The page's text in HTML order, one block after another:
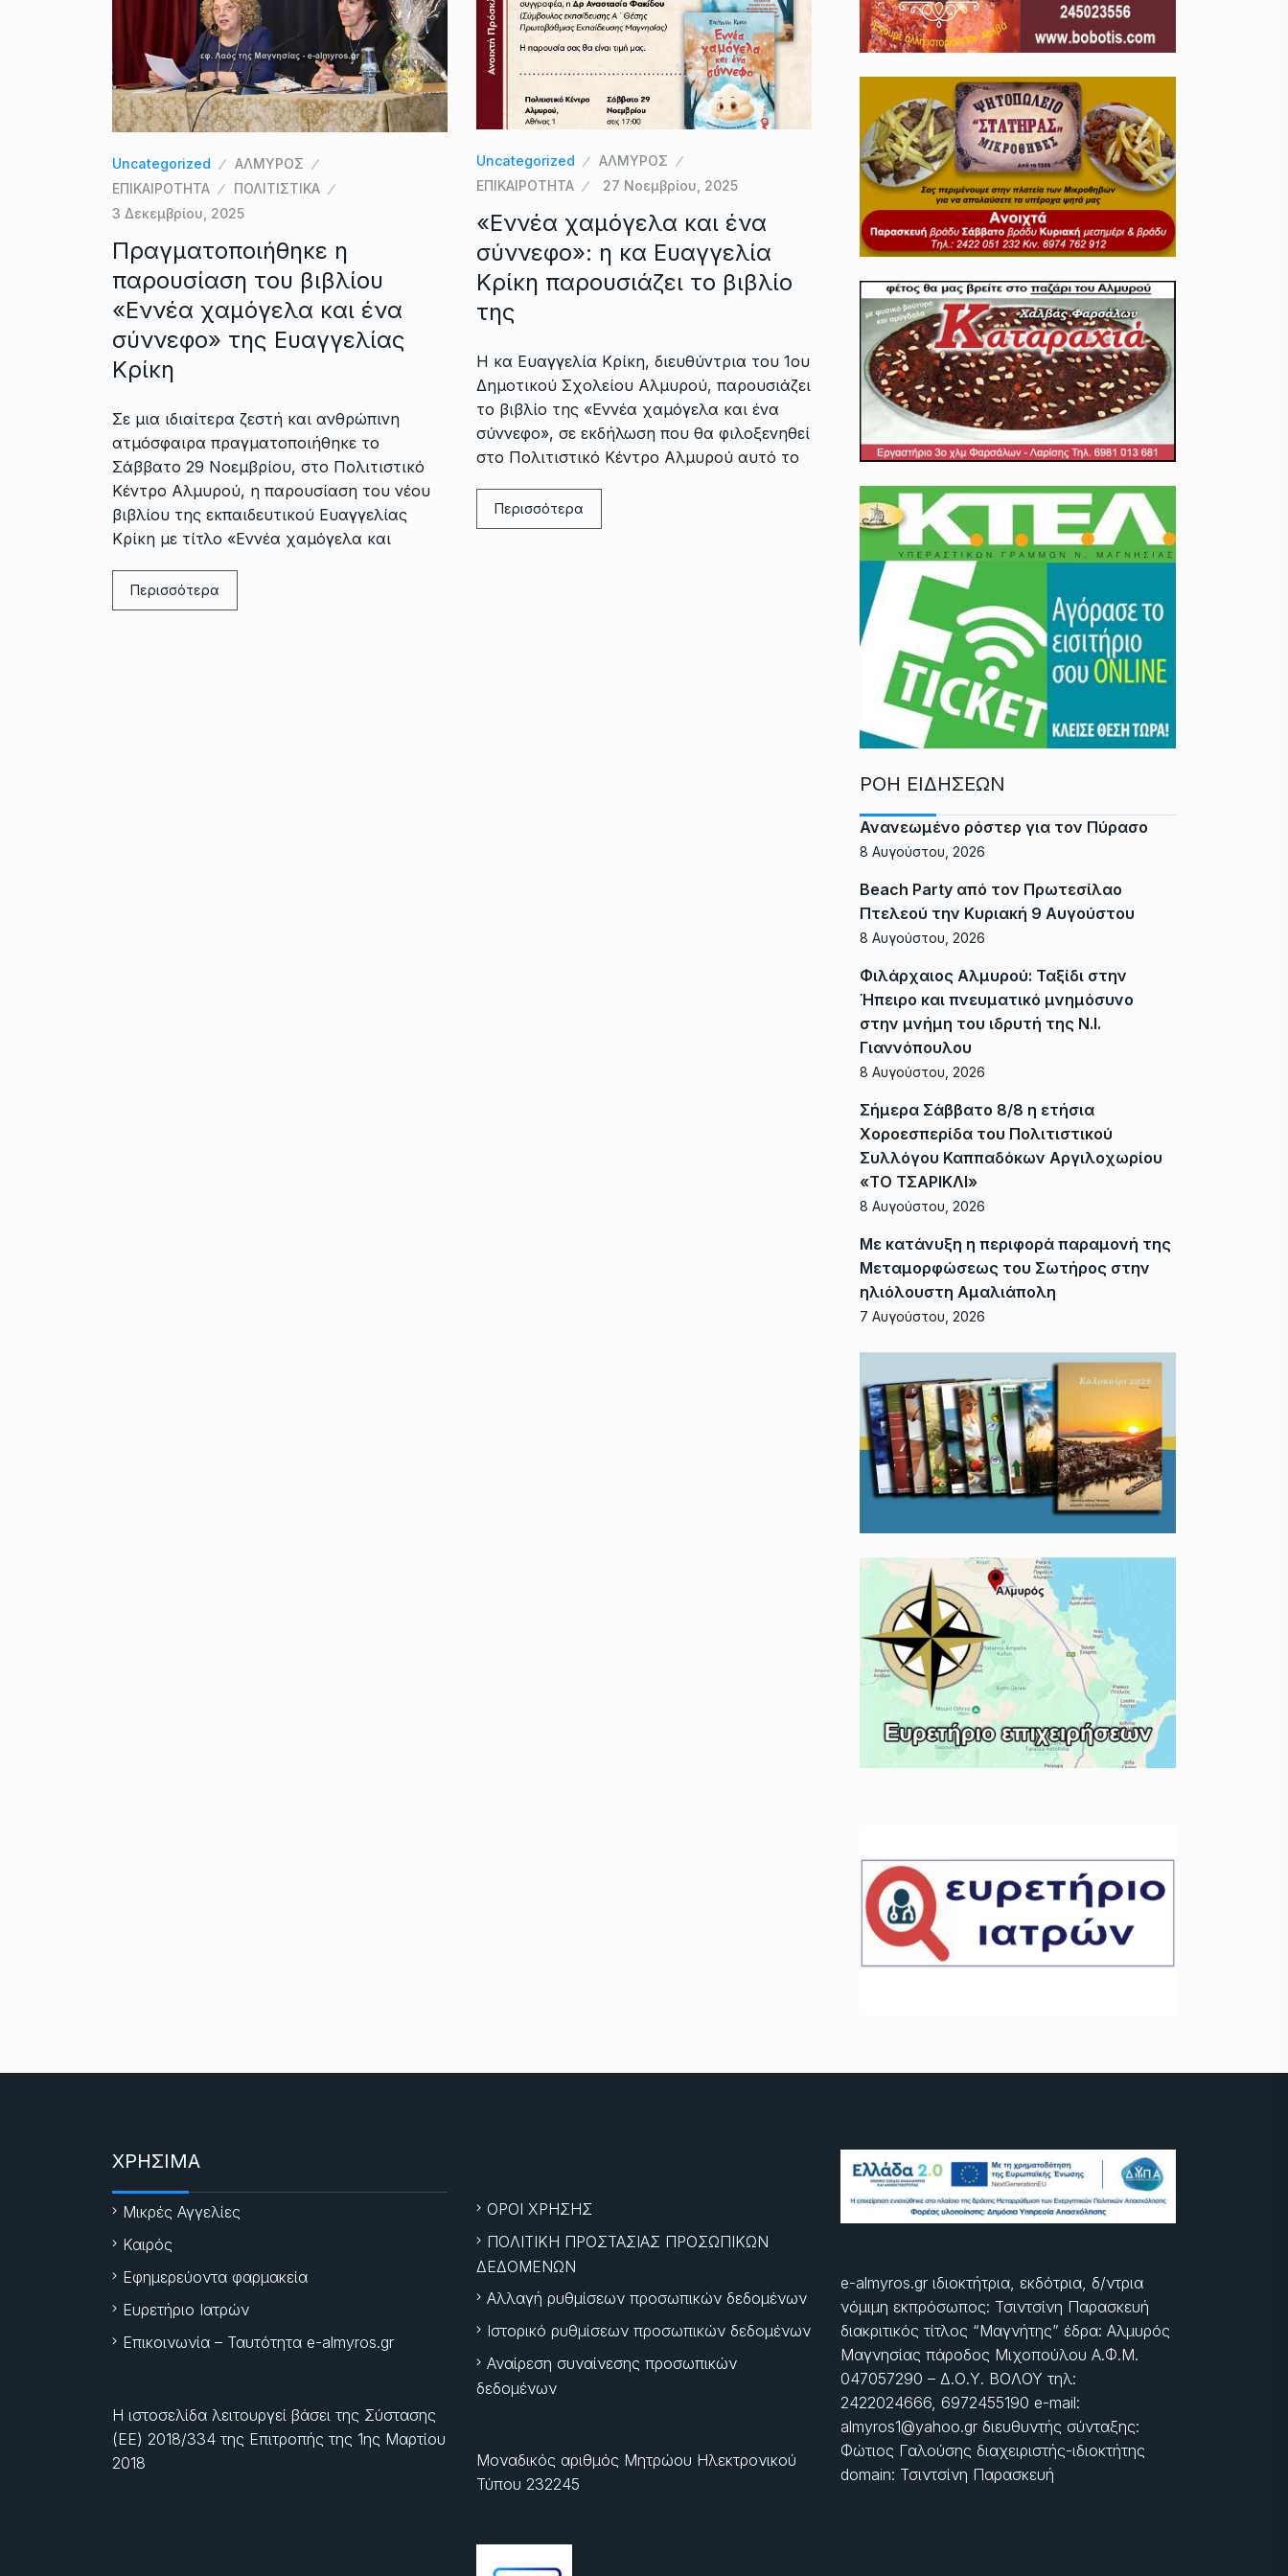
Uncategorized
ΑΛΜΥΡΟΣ
ΕΠΙΚΑΙΡΟΤΗΤΑ
ΠΟΛΙΤΙΣΤΙΚΑ
3 Δεκεμβρίου, 2025
Πραγματοποιήθηκε η
παρουσίαση του βιβλίου
«Εννέα χαμόγελα και ένα
σύννεφο» της Ευαγγελίας
Κρίκη
Σε μια ιδιαίτερα ζεστή και ανθρώπινη
ατμόσφαιρα πραγματοποιήθηκε το
Σάββατο 29 Νοεμβρίου, στο Πολιτιστικό
Κέντρο Αλμυρού, η παρουσίαση του νέου
βιβλίου της εκπαιδευτικού Ευαγγελίας
Κρίκη με τίτλο «Εννέα χαμόγελα και
Περισσότερα
Uncategorized
ΑΛΜΥΡΟΣ
ΕΠΙΚΑΙΡΟΤΗΤΑ
27 Νοεμβρίου, 2025
«Εννέα χαμόγελα και ένα
σύννεφο»: η κα Ευαγγελία
Κρίκη παρουσιάζει το βιβλίο
της
Η κα Ευαγγελία Κρίκη, διευθύντρια του 1ου
Δημοτικού Σχολείου Αλμυρού, παρουσιάζει
το βιβλίο της «Εννέα χαμόγελα και ένα
σύννεφο», σε εκδήλωση που θα φιλοξενηθεί
στο Πολιτιστικό Κέντρο Αλμυρού αυτό το
Περισσότερα
ΡΟΗ ΕΙΔΗΣΕΩΝ
Ανανεωμένο ρόστερ για τον Πύρασο
8 Αυγούστου, 2026
Beach Party από τον Πρωτεσίλαο
Πτελεού την Κυριακή 9 Αυγούστου
8 Αυγούστου, 2026
Φιλάρχαιος Αλμυρού: Ταξίδι στην
Ήπειρο και πνευματικό μνημόσυνο
στην μνήμη του ιδρυτή της Ν.Ι.
Γιαννόπουλου
8 Αυγούστου, 2026
Σήμερα Σάββατο 8/8 η ετήσια
Χοροεσπερίδα του Πολιτιστικού
Συλλόγου Καππαδόκων Αργιλοχωρίου
«ΤΟ ΤΣΑΡΙΚΛΙ»
8 Αυγούστου, 2026
Με κατάνυξη η περιφορά παραμονή της
Μεταμορφώσεως του Σωτήρος στην
ηλιόλουστη Αμαλιάπολη
7 Αυγούστου, 2026
ΧΡΗΣΙΜΑ
Μικρές Αγγελίες
Καιρός
Εφημερεύοντα φαρμακεία
Ευρετήριο Ιατρών
Επικοινωνία – Ταυτότητα e-almyros.gr
Η ιστοσελίδα λειτουργεί βάσει της Σύστασης
(ΕΕ) 2018/334 της Επιτροπής της 1ης Μαρτίου
2018
ΟΡΟΙ ΧΡΗΣΗΣ
ΠΟΛΙΤΙΚΗ ΠΡΟΣΤΑΣΙΑΣ ΠΡΟΣΩΠΙΚΩΝ
ΔΕΔΟΜΕΝΩΝ
Αλλαγή ρυθμίσεων προσωπικών δεδομένων
Ιστορικό ρυθμίσεων προσωπικών δεδομένων
Αναίρεση συναίνεσης προσωπικών
δεδομένων
Μοναδικός αριθμός Μητρώου Ηλεκτρονικού
Τύπου 232245
e-almyros.gr ιδιοκτήτρια, εκδότρια, δ/ντρια
νόμιμη εκπρόσωπος: Τσιντσίνη Παρασκευή
διακριτικός τίτλος “Μαγνήτης” έδρα: Αλμυρός
Μαγνησίας πάροδος Μιχοπούλου Α.Φ.Μ.
047057290 – Δ.Ο.Υ. ΒΟΛΟΥ τηλ:
2422024666, 6972455190 e-mail:
almyros1@yahoo.gr διευθυντής σύνταξης:
Φώτιος Γαλούσης διαχειριστής-ιδιοκτήτης
domain: Τσιντσίνη Παρασκευή